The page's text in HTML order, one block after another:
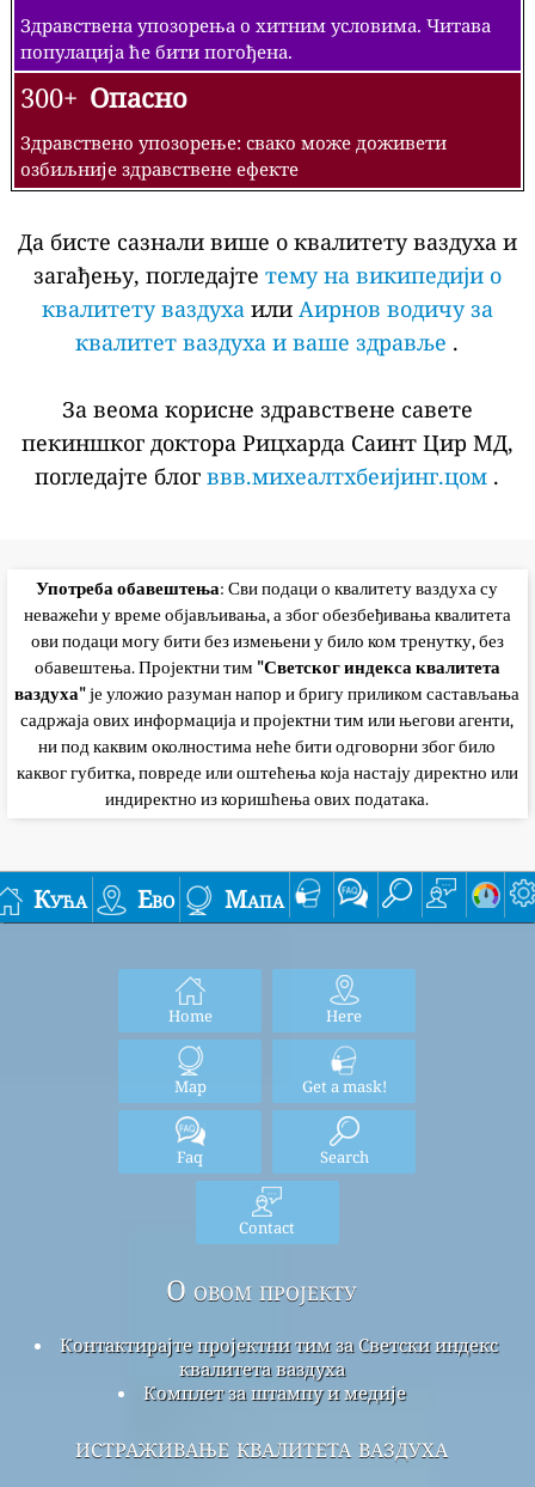
Здравствена упозорења о хитним условима. Читава
популација ће бити погођена.
300+ Опасно
Здравствено упозорење: свако може доживети
озбиљније здравствене ефекте
Да бисте сазнали више о квалитету ваздуха и
загађењу, погледајте тему на википедији о
квалитету ваздуха или Аирнов водичу за
квалитет ваздуха и ваше здравље .
За веома корисне здравствене савете
пекиншког доктора Рицхарда Саинт Цир МД,
погледајте блогввв.михеалтхбеијинг.цом .
Употреба обавештења: Сви подаци о квалитету ваздуха су
неважећи у време објављивања, а због обезбеђивања квалитета
ови подаци могу бити без измењени у било ком тренутку, без
обавештења. Пројектни тим "Светског индекса квалитета
ваздуха"је уложио разуман напор и бригу приликом састављања
садржаја ових информација и пројектни тим или његови агенти,
ни под каквим околностима неће бити одговорни због било
каквог губитка, повреде или оштећења која настају директно или
индиректно из коришћења ових података.
Кућа Ево Мапа
Home Here
Map Get a mask!
Faq Search
Contact
О овом пројекту
Контактирајте пројектни тим за Светски индекс
квалитета ваздуха
Комплет за штампу и медије
истраживање квалитета ваздуха